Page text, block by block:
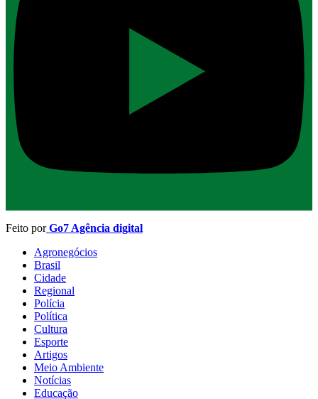
Feito porGo7 Agência digital
Agronegócios
Brasil
Cidade
Regional
Polícia
Política
Cultura
Esporte
Artigos
Meio Ambiente
Notícias
Educação